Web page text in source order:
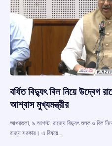
বর্ধিত বিদ্যুৎ বিল নিয়ে উদ্বেগ
আশ্বাস মুখ্যমন্ত্রীর
আগরতলা, ৯ আগস্ট: রাজ্যে বিদ্যুৎ শুল্ক ও বিল
রাজ্য সরকার। এ বিষয়ে…